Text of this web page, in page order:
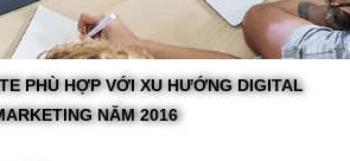
PHÙ HỢP VỚI XU HƯỚNG DIGITAL
NĂM 2016